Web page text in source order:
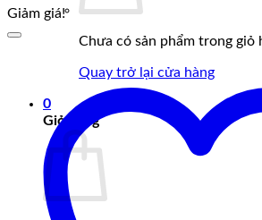
Chưa có sản phẩm trong giỏ
Quay trở lại cửa hàng
0
Giỏ hàng
Giảm giá!